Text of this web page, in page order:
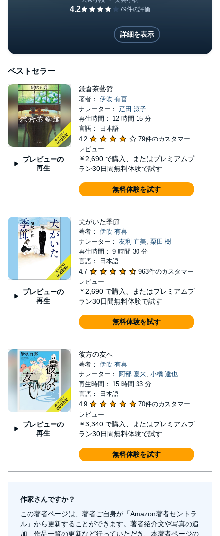
鎌倉茶藝館
詳細を表示
ベストセラー
プレビューの
再生
鎌倉茶藝館
著者： 伊吹 有喜
ナレーター： 疋田 涼子
再生時間： 12 時間 15 分
言語： 日本語
4.2
79件のカスタマー
レビュー
￥2,690 で購入、またはプレミアムプ
ラン30日間無料体験で試す
無料体験を試す
プレビューの
再生
犬がいた季節
著者： 伊吹 有喜
ナレーター： 友利 直美, 栗田 樹
再生時間： 9 時間 30 分
言語： 日本語
4.7
963件のカスタマー
レビュー
￥2,690 で購入、またはプレミアムプ
ラン30日間無料体験で試す
無料体験を試す
プレビューの
再生
彼方の友へ
著者： 伊吹 有喜
ナレーター： 阿部 夏来, 小橋 達也
再生時間： 15 時間 33 分
言語： 日本語
4.9
70件のカスタマー
レビュー
￥3,340 で購入、またはプレミアムプ
ラン30日間無料体験で試す
無料体験を試す
作家さんですか？
この著者ページは、著者ご自身が「Amazon著者セントラ
ル」から更新することができます。著者紹介文や写真の追
加、作品一覧の更新など行っていただき、本著者ページの